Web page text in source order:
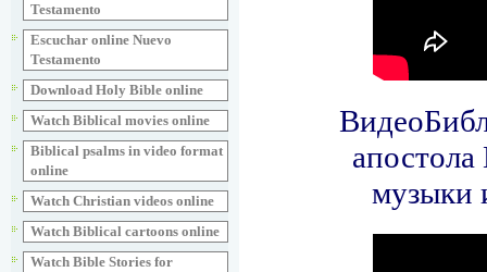
Testamento
Escuchar online Nuevo
Testamento
Download Holy Bible online
Watch Biblical movies online
Biblical psalms in video format
online
Watch Christian videos online
Watch Biblical cartoons online
Watch Bible Stories for